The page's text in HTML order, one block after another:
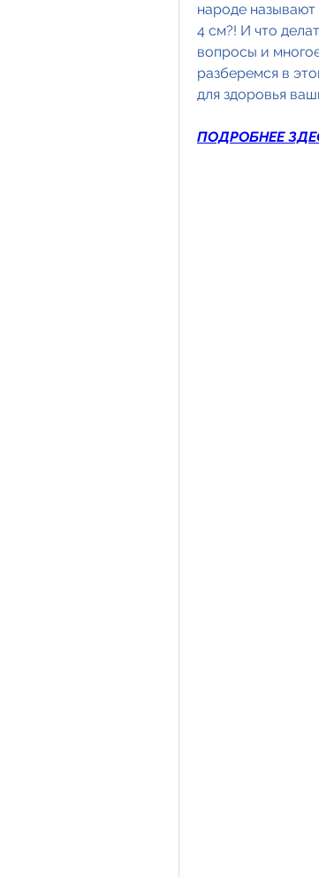
народе
4 см?! И что
вопросы и
разберемся в
для здоровья
ПОДРОБНЕЕ